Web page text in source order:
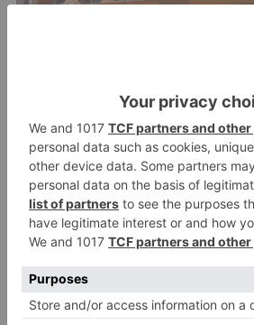
Para convencer a los
propuesta es la mejor
próximos días más ideas
candidatura.
Burgos vía burgalesa presenta
elecciones
voten